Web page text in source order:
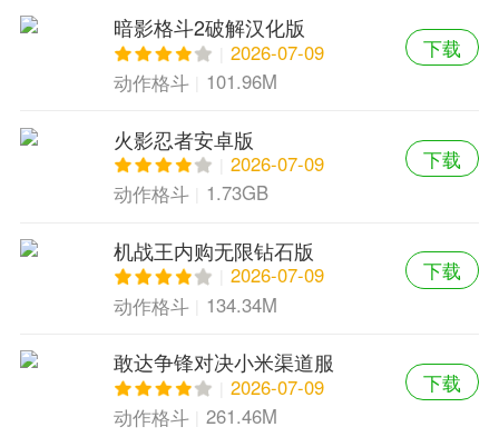
暗影格斗2破解汉化版
2026-07-09
动作格斗
101.96M
下载
火影忍者安卓版
2026-07-09
动作格斗
1.73GB
下载
机战王内购无限钻石版
2026-07-09
动作格斗
134.34M
下载
敢达争锋对决小米渠道服
2026-07-09
动作格斗
261.46M
下载